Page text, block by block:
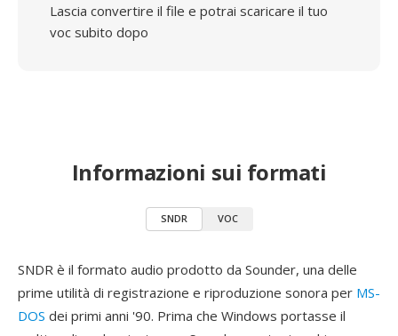
Lascia convertire il file e potrai scaricare il tuo
voc subito dopo
Informazioni sui formati
SNDR VOC
SNDR è il formato audio prodotto da Sounder, una delle
prime utilità di registrazione e riproduzione sonora per MS-
DOS dei primi anni '90. Prima che Windows portasse il